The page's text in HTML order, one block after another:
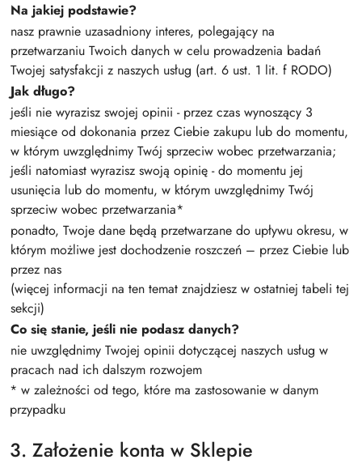
Na jakiej podstawie?
nasz prawnie uzasadniony interes, polegający na
przetwarzaniu Twoich danych w celu prowadzenia badań
Twojej satysfakcji z naszych usług (art. 6 ust. 1 lit. f RODO)
Jak długo?
jeśli nie wyrazisz swojej opinii - przez czas wynoszący 3
miesiące od dokonania przez Ciebie zakupu lub do momentu,
w którym uwzględnimy Twój sprzeciw wobec przetwarzania;
jeśli natomiast wyrazisz swoją opinię - do momentu jej
usunięcia lub do momentu, w którym uwzględnimy Twój
sprzeciw wobec przetwarzania*
ponadto, Twoje dane będą przetwarzane do upływu okresu, w
którym możliwe jest dochodzenie roszczeń – przez Ciebie lub
przez nas
(więcej informacji na ten temat znajdziesz w ostatniej tabeli tej
sekcji)
Co się stanie, jeśli nie podasz danych?
nie uwzględnimy Twojej opinii dotyczącej naszych usług w
pracach nad ich dalszym rozwojem
* w zależności od tego, które ma zastosowanie w danym
przypadku
3. Założenie konta w Sklepie